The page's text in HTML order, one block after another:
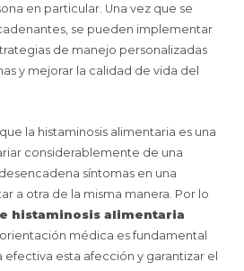
en particular. Una vez que se
se pueden implementar
de manejo personalizadas
y mejorar la calidad de vida del
la histaminosis alimentaria es una
considerablemente de una
síntomas en una
a otra de la misma manera. Por lo
histaminosis alimentaria
médica es fundamental
esta afección y garantizar el